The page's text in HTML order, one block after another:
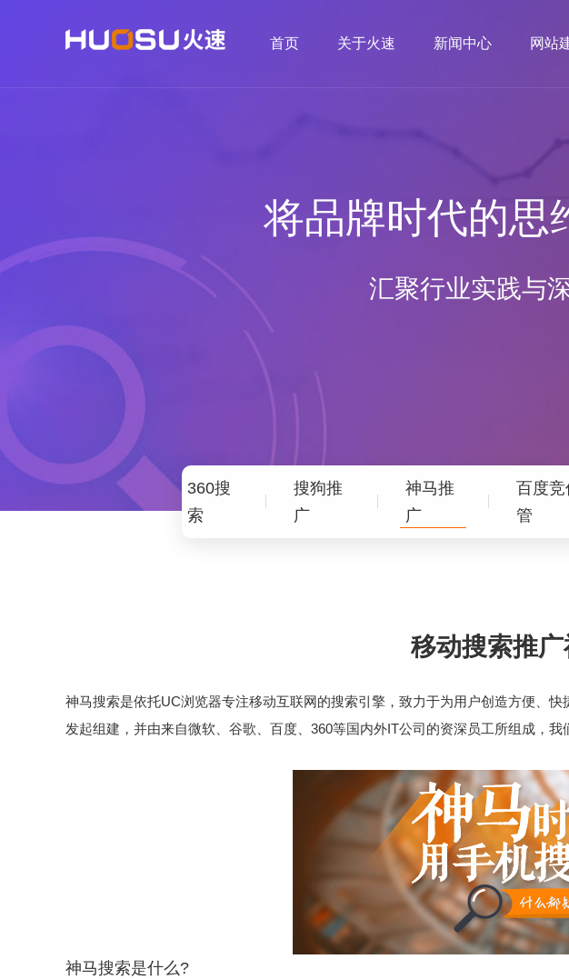
首页 关于火速 新闻中心 网站
将品牌时代的思
汇聚行业实践与
360搜
索
搜狗推
广
神马推
广
百度竞
管
移动搜索推
神马搜索是依托UC浏览器专注移动互联网的搜索引擎，致力于为用户创造方便、
发起组建，并由来自微软、谷歌、百度、360等国内外IT公司的资深员工所组成，
神马搜索是什么?